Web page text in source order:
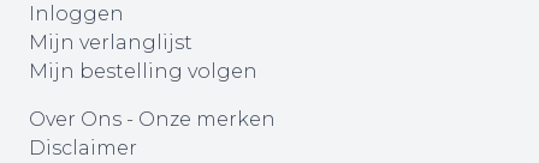
Inloggen
Mijn verlanglijst
Mijn bestelling volgen
Over Ons - Onze merken
Disclaimer